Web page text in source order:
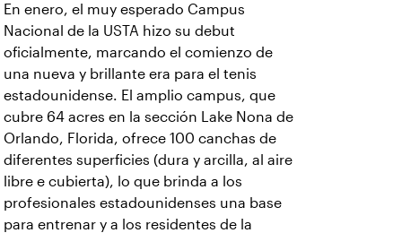
En enero, el muy esperado Campus
Nacional de la USTA hizo su debut
oficialmente, marcando el comienzo de
una nueva y brillante era para el tenis
estadounidense. El amplio campus, que
cubre 64 acres en la sección Lake Nona de
Orlando, Florida, ofrece 100 canchas de
diferentes superficies (dura y arcilla, al aire
libre e cubierta), lo que brinda a los
profesionales estadounidenses una base
para entrenar y a los residentes de la